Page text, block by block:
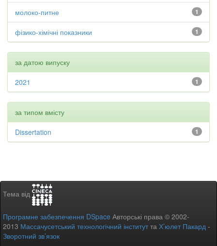
1
молоко-питне
1
фізико-хімічні показники
за датою випуску
1
2021
за типом вмісту
1
Dissertation
Тема від
Програмне забезпечення DSpace Авторські права © 2002-
2013 Массачусетський технологічний інститутта Х’юлет Пакард -
Зворотний зв’язок